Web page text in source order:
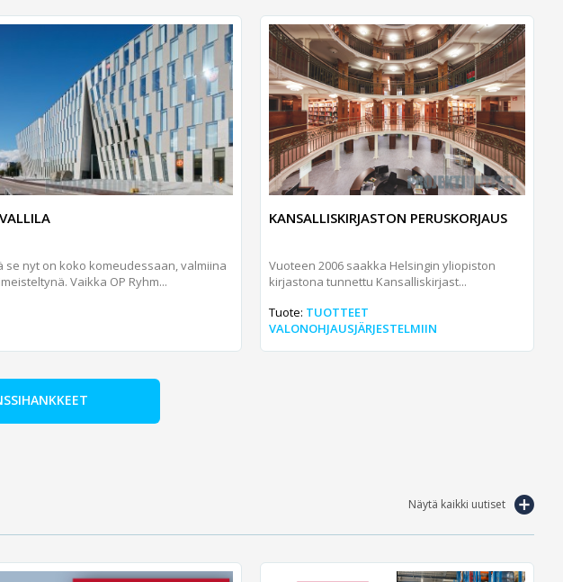
se nyt on koko komeudessaan, valmiina
Vaikka OP Ryhm...
KANSALLISKIRJASTON PERUSKORJAUS
Vuoteen 2006 saakka Helsingin yliopiston
kirjastona tunnettu Kansalliskirjast...
Tuote: TUOTTEET
VALONOHJAUSJÄRJESTELMIIN
Näytä kaikki uutiset